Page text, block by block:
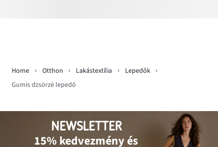
Home Otthon Lakástextília
Lepedők
Gumis dzsörzé lepedő
NEWSLETTER
15% kedvezmény és